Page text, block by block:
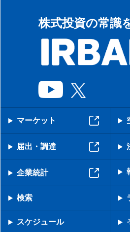
株式投資の常識
マーケット
届出・調達
企業統計
検索
スケジュール